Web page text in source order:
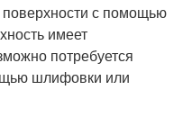
с помощью
имеет
потребуется
шлифовки или